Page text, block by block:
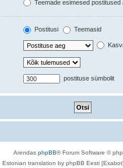
Teemade esimesed postitused
Postitusi Teemasid
postituse sümbolit
Arendas phpBB® Forum Software ©
Estonian translation by phpBB Eesti